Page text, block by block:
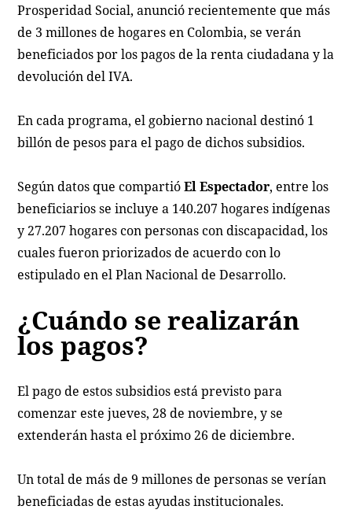
Prosperidad Social, anunció recientemente que más
de 3 millones de hogares en Colombia, se verán
beneficiados por los pagos de la renta ciudadana y la
devolución del IVA.
En cada programa, el gobierno nacional destinó 1
billón de pesos para el pago de dichos subsidios.
Según datos que compartióEl Espectador, entre los
beneficiarios se incluye a 140.207 hogares indígenas
y 27.207 hogares con personas con discapacidad, los
cuales fueron priorizados de acuerdo con lo
estipulado en el Plan Nacional de Desarrollo.
¿Cuándo se realizarán
los pagos?
El pago de estos subsidios está previsto para
comenzar este jueves, 28 de noviembre, y se
extenderán hasta el próximo 26 de diciembre.
Un total de más de 9 millones de personas se verían
beneficiadas de estas ayudas institucionales.